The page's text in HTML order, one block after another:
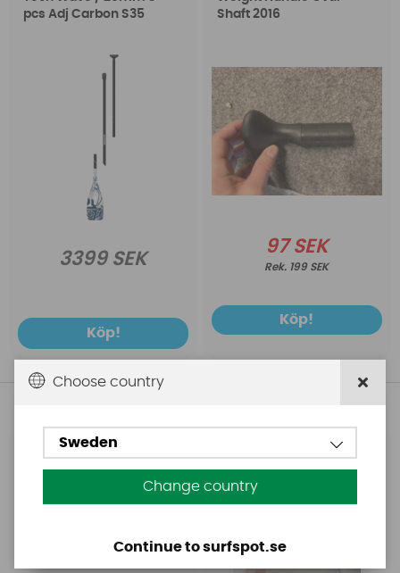
pcs Adj Carbon S35
3399 SEK
Köp!
Shaft 2016
97 SEK
199 SEK
Köp!
Base
Base Rechargeable
Aquasure
Aquasure FD
Choose country
Sweden
Change country
Continue to surfspot.se